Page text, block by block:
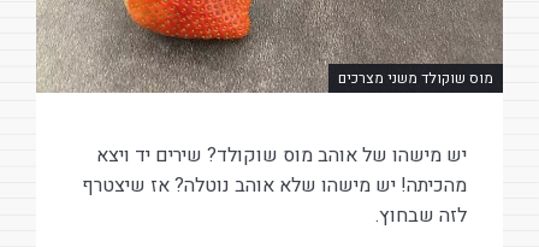
מוס שוקולד משני מצרכים
יש מישהו של אוהב מוס שוקולד? שירים יד ויצא
מהכיתה! יש מישהו שלא אוהב נוטלה? אז שיצטרף
לזה שבחוץ.